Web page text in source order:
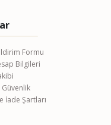
Formu
Bilgileri
Güvenlik
İade Şartları